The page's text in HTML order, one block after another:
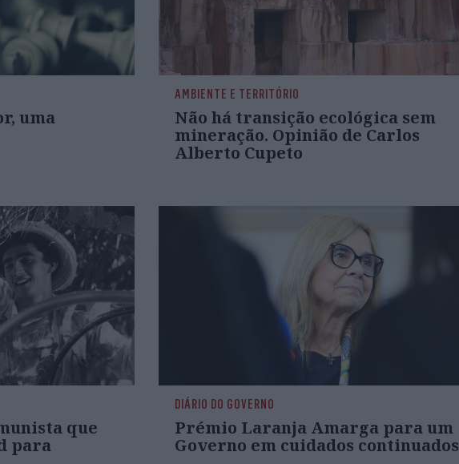
uma
AMBIENTE E TERRITÓRIO
Não há transição ecológica sem
mineração. Opinião de Carlos
Alberto Cupeto
que
para
DIÁRIO DO GOVERNO
Prémio Laranja Amarga para um
Governo em cuidados continuados